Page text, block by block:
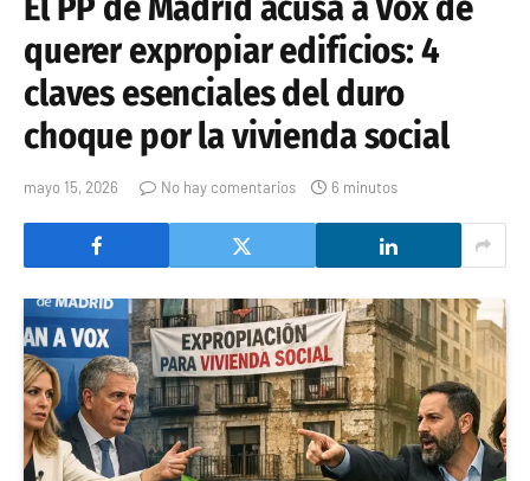
querer expropiar edificios: 4
claves esenciales del duro
choque por la vivienda social
mayo 15, 2026 No hay comentarios 6 minutos